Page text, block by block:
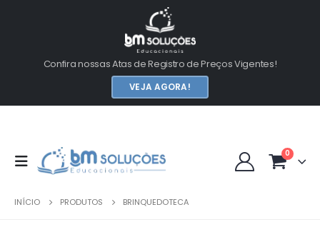
Confira nossas Atas de Registro de Preços Vigentes!
VEJA AGORA!
0
INÍCIO PRODUTOS BRINQUEDOTECA